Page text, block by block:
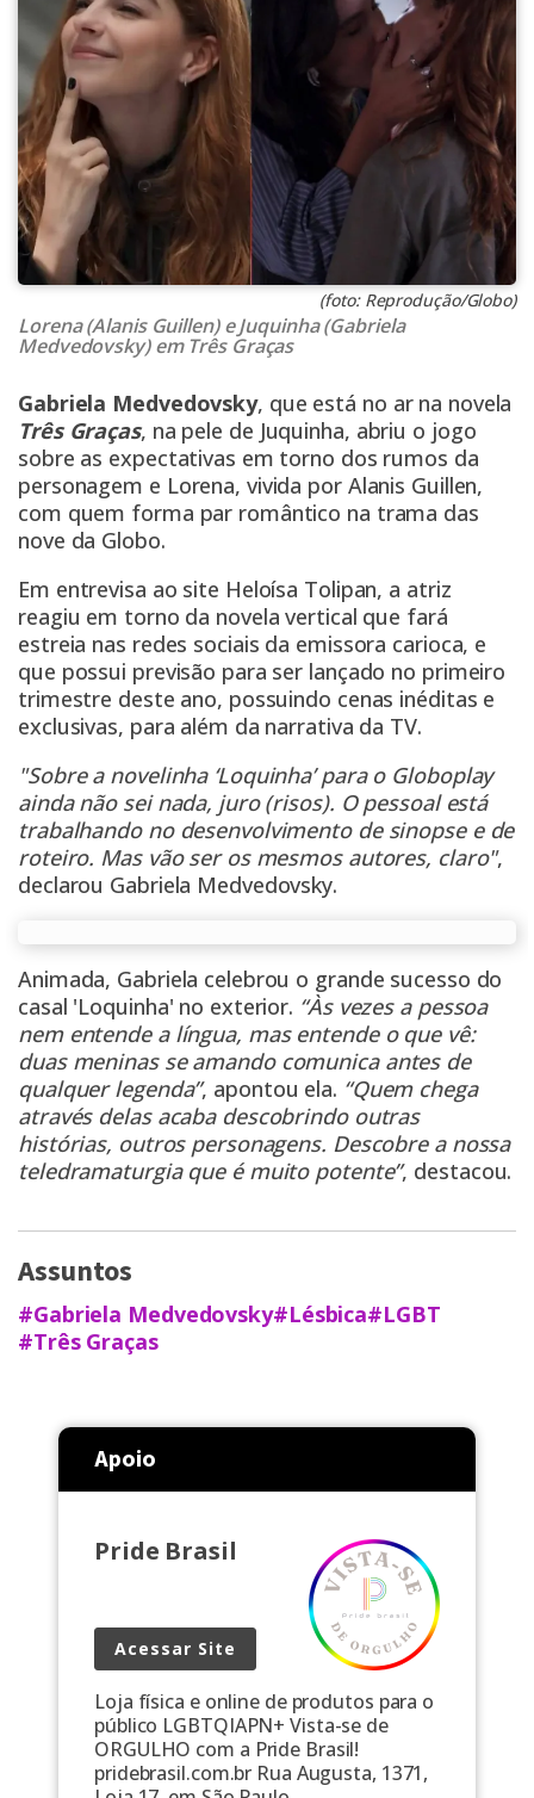
(foto: Reprodução/Globo)
Lorena (Alanis Guillen) e Juquinha (Gabriela
Medvedovsky) em Três Graças
Gabriela Medvedovsky, que está no ar na novela
Três Graças, na pele de Juquinha, abriu o jogo
sobre as expectativas em torno dos rumos da
personagem e Lorena, vivida por Alanis Guillen,
com quem forma par romântico na trama das
nove da Globo.
Em entrevisa ao site Heloísa Tolipan, a atriz
reagiu em torno da novela vertical que fará
estreia nas redes sociais da emissora carioca, e
que possui previsão para ser lançado no primeiro
trimestre deste ano, possuindo cenas inéditas e
exclusivas, para além da narrativa da TV.
"Sobre a novelinha ‘Loquinha’ para o Globoplay
ainda não sei nada, juro (risos). O pessoal está
trabalhando no desenvolvimento de sinopse e de
roteiro. Mas vão ser os mesmos autores, claro",
declarou Gabriela Medvedovsky.
Animada, Gabriela celebrou o grande sucesso do
casal 'Loquinha' no exterior. “Às vezes a pessoa
nem entende a língua, mas entende o que vê:
duas meninas se amando comunica antes de
qualquer legenda”, apontou ela. “Quem chega
através delas acaba descobrindo outras
histórias, outros personagens. Descobre a nossa
teledramaturgia que é muito potente”, destacou.
Assuntos
#Gabriela Medvedovsky#Lésbica#LGBT
#Três Graças
Apoio
Pride Brasil
Acessar Site
Loja física e online de produtos para o
público LGBTQIAPN+ Vista-se de
ORGULHO com a Pride Brasil!
pridebrasil.com.br Rua Augusta, 1371,